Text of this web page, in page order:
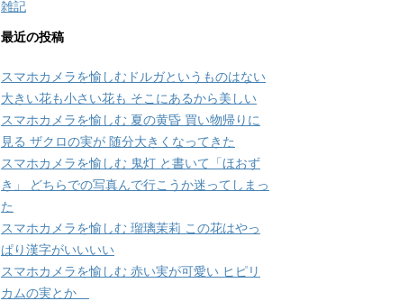
雑記
最近の投稿
スマホカメラを愉しむドルガというものはない
大きい花も小さい花も そこにあるから美しい
スマホカメラを愉しむ 夏の黄昏 買い物帰りに
見る ザクロの実が 随分大きくなってきた
スマホカメラを愉しむ 鬼灯 と書いて「ほおず
き」 どちらでの写真んで行こうか迷ってしまっ
た
スマホカメラを愉しむ 瑠璃茉莉 この花はやっ
ぱり漢字がいいいい
スマホカメラを愉しむ 赤い実が可愛い ヒピリ
カムの実とか